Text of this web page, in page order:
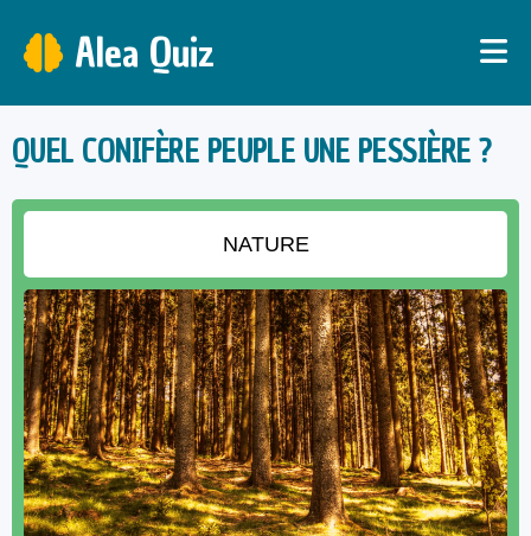
Alea Quiz
QUEL CONIFÈRE PEUPLE UNE PESSIÈRE ?
NATURE